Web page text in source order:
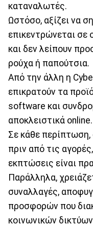
καταναλωτές.
Ωστόσο, αξίζει να
επικεντρώνεται σε
και δεν λείπουν
ρούχα ή παπούτσια.
Από την άλλη η
επικρατούν τα
software και
αποκλειστικά online.
Σε κάθε περίπτωση,
πριν από τις
εκπτώσεις είναι
Παράλληλα,
συναλλαγές,
προσφορών που
κοινωνικών δικτύων